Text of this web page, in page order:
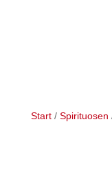
Start/ Spirituosen